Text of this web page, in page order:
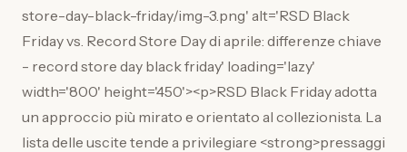
store-day-black-friday/img-3.png' alt='RSD Black
Friday vs. Record Store Day di aprile: differenze chiave
- record store day black friday' loading='lazy'
width='800' height='450'><p>RSD Black Friday adotta
un approccio più mirato e orientato al collezionista. La
lista delle uscite tende a privilegiare <strong>pressaggi